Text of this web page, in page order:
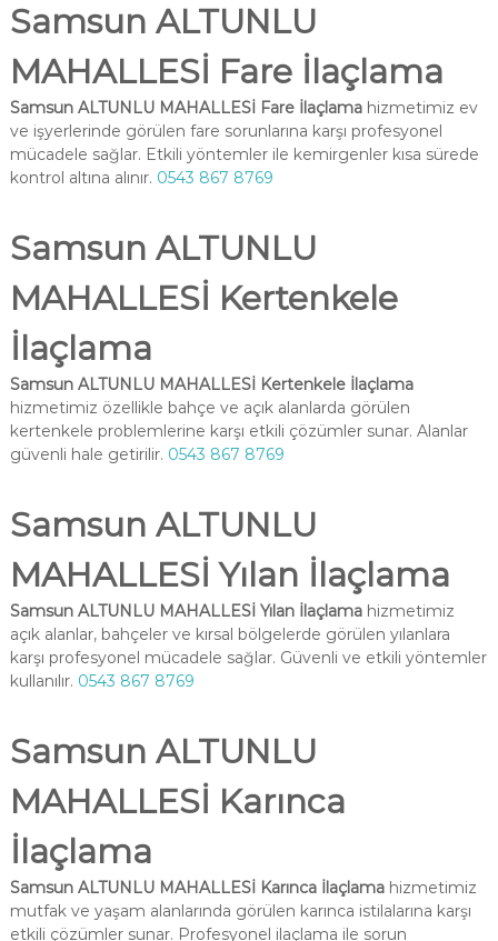
Samsun ALTUNLU
MAHALLESİ Fare İlaçlama
Samsun ALTUNLU MAHALLESİ Fare İlaçlamahizmetimiz ev
ve işyerlerinde görülen fare sorunlarına karşı profesyonel
mücadele sağlar. Etkili yöntemler ile kemirgenler kısa sürede
kontrol altına alınır. 0543 867 8769
Samsun ALTUNLU
MAHALLESİ Kertenkele
İlaçlama
Samsun ALTUNLU MAHALLESİ Kertenkele İlaçlama
hizmetimiz özellikle bahçe ve açık alanlarda görülen
kertenkele problemlerine karşı etkili çözümler sunar. Alanlar
güvenli hale getirilir. 0543 867 8769
Samsun ALTUNLU
MAHALLESİ Yılan İlaçlama
Samsun ALTUNLU MAHALLESİ Yılan İlaçlamahizmetimiz
açık alanlar, bahçeler ve kırsal bölgelerde görülen yılanlara
karşı profesyonel mücadele sağlar. Güvenli ve etkili yöntemler
kullanılır. 0543 867 8769
Samsun ALTUNLU
MAHALLESİ Karınca
İlaçlama
Samsun ALTUNLU MAHALLESİ Karınca İlaçlamahizmetimiz
mutfak ve yaşam alanlarında görülen karınca istilalarına karşı
etkili çözümler sunar. Profesyonel ilaçlama ile sorun